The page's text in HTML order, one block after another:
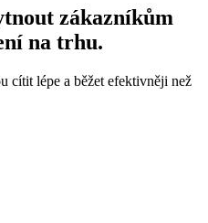
zákazníkům
na trhu.
cítit lépe a běžet efektivněji než